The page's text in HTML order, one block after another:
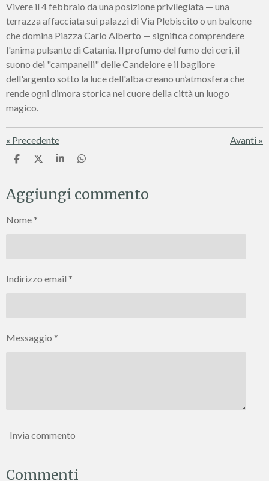
Vivere il 4 febbraio da una posizione privilegiata — una
terrazza affacciata sui palazzi di Via Plebiscito o un balcone
che domina Piazza Carlo Alberto — significa comprendere
l'anima pulsante di Catania. Il profumo del fumo dei ceri, il
suono dei "campanelli" delle Candelore e il bagliore
dell'argento sotto la luce dell'alba creano un’atmosfera che
rende ogni dimora storica nel cuore della città un luogo
magico.
« Precedente Avanti »
C
d
i
i
C
d
i
C
d
i
C
d
i
Aggiungi commento
Nome *
Indirizzo email *
Messaggio *
Invia commento
Commenti